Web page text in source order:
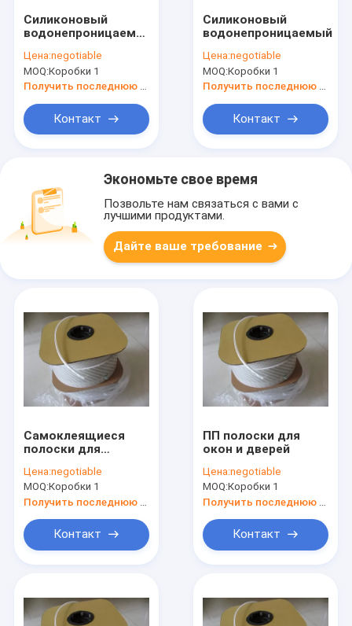
Силиконовый
водонепроницаемый
Цена:negotiable
MOQ:Коробки 1
Получить последнюю цену
Контакт
Силиконовый
водонепроницаемый
Цена:negotiable
MOQ:Коробки 1
Получить последнюю цену
Контакт
Экономьте свое время
Позвольте нам связаться с вами с
лучшими продуктами.
Дайте ваше требование
Самоклеящиеся
полоски для
уплотнителей
Цена:negotiable
MOQ:Коробки 1
Контакт
ПП полоски для
окон и дверей
Цена:negotiable
MOQ:Коробки 1
Контакт